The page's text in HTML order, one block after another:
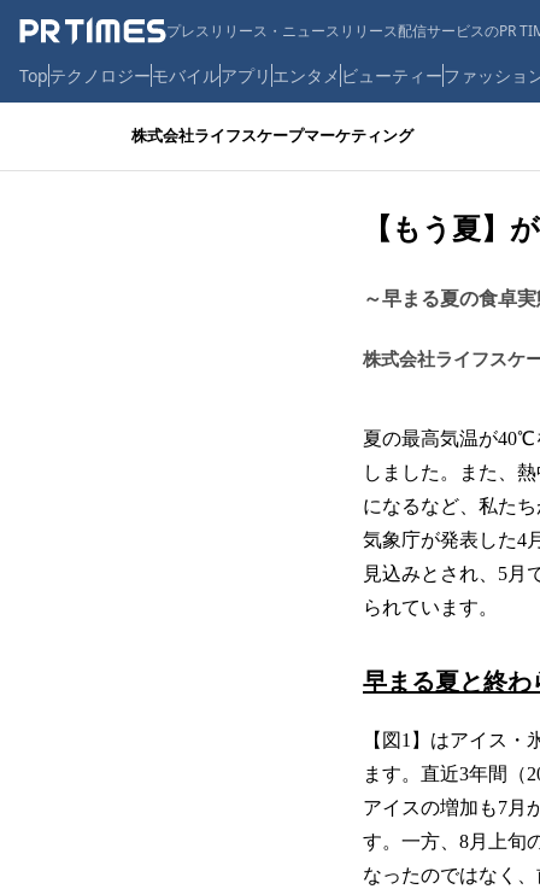
プレスリリース・ニュースリリース配信サービスのPR
Topテクノロジーモバイルアプリ エンタメ ビューティーファッショ
株式会社ライフスケープマーケティング
【もう夏】
～早まる夏の食卓
株式会社ライフスケ
夏の最高気温が
しました。また、
になるなど、私た
気象庁が発表した4
見込みとされ、5月
られています。
早まる夏と終わ
【図1】はアイス
ます。直近3年間（
アイスの増加も7月
す。一方、8月上旬
なったのではなく